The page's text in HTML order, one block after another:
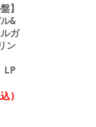
】
&
ガ
ン
)